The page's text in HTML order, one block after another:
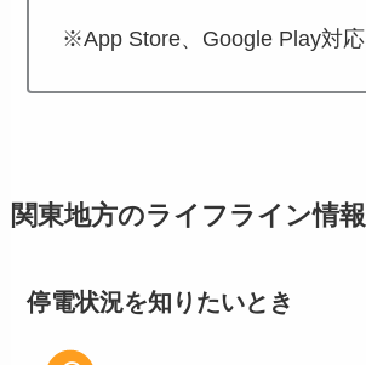
※App Store、Google Play対応
関東地方のライフライン情報
停電状況を知りたいとき